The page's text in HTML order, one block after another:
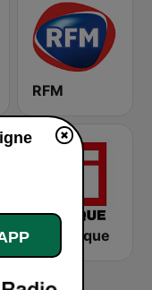
RFM
RFI Afrique